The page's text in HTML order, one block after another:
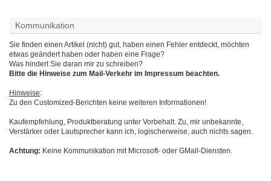
Kommunikation
Sie finden einen Artikel (nicht) gut, haben einen Fehler entdeckt, möchten
etwas geändert haben oder haben eine Frage?
Was hindert Sie daran mir zu schreiben?
Bitte die Hinweise zum Mail-Verkehr im Impressum beachten.
Hinweise:
Zu den Customized-Berichten keine weiteren Informationen!
Kaufempfehlung, Produktberatung unter Vorbehalt. Zu, mir unbekannte,
Verstärker oder Lautsprecher kann ich, logischerweise, auch nichts sagen.
Achtung: Keine Kommunikation mit Microsoft- oder GMail-Diensten.